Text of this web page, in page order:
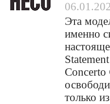
Эта
именно
Concerto
только